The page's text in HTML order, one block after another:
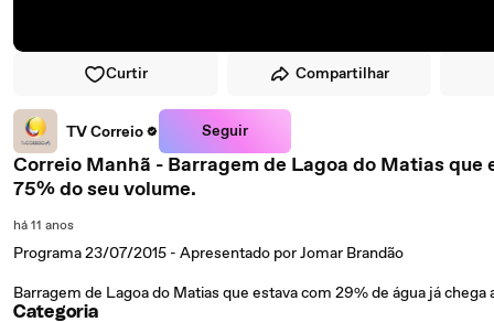
Curtir Compartilhar
TV Correio Seguir
Correio Manhã - Barragem de Lagoa do Matias que estava com 29% de água já chega a
75% do seu volume.
há 11 anos
Programa 23/07/2015 - Apresentado por Jomar Brandão
Barragem de Lagoa do Matias que estava com 29% de água já
Categoria